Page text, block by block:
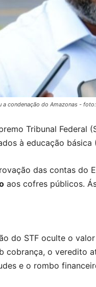
a condenação do Amazonas -
Tribunal Federal
à educação básica
das contas do
aos cofres públicos.
do STF oculte o
cobrança, o veredito
e o rombo